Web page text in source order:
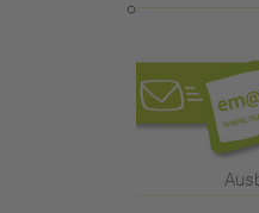
Das Kinder-